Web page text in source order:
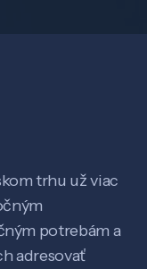
trhu už viac
potrebám a
adresovať